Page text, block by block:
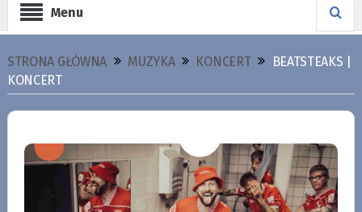
Menu
STRONA GŁÓWNA MUZYKA KONCERT
BEATSTEAKS |
KONCERT